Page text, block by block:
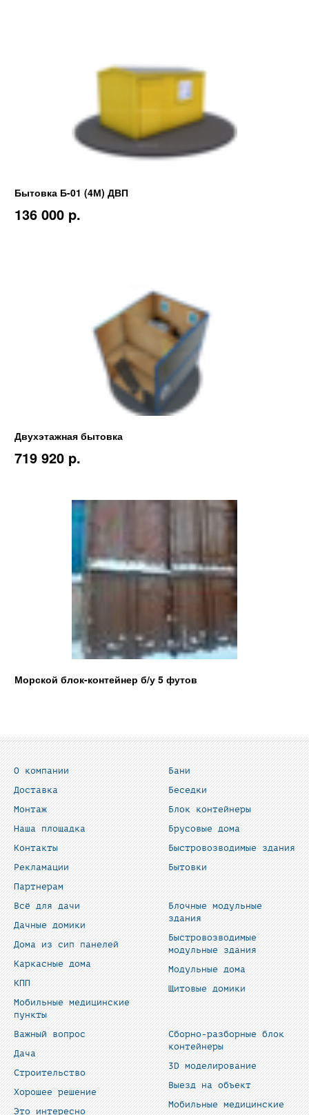
Бытовка Б-01 (4М) ДВП
136 000 p.
Двухэтажная бытовка
719 920 p.
Морской блок-контейнер б/у 5 футов
О компании
Доставка
Монтаж
Наша площадка
Контакты
Рекламации
Партнерам
Бани
Беседки
Блок контейнеры
Брусовые дома
Быстровозводимые здания
Бытовки
Всё для дачи
Дачные домики
Дома из сип панелей
Каркасные дома
КПП
Мобильные медицинские
пункты
Блочные модульные
здания
Быстровозводимые
модульные здания
Модульные дома
Щитовые домики
Важный вопрос
Дача
Строительство
Хорошее решение
Это интересно
Сборно-разборные блок
контейнеры
3D моделирование
Выезд на объект
Мобильные медицинские